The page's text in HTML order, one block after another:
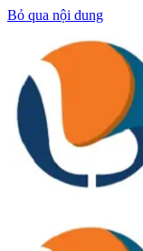
Bỏ qua nội dung